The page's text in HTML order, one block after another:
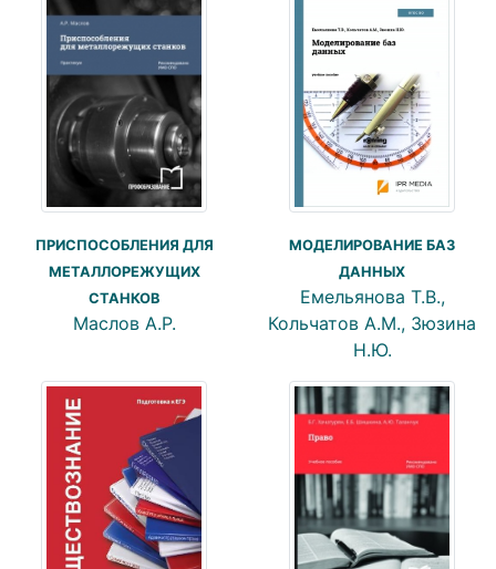
ПРИСПОСОБЛЕНИЯ ДЛЯ
МЕТАЛЛОРЕЖУЩИХ
СТАНКОВ
Маслов А.Р.
МОДЕЛИРОВАНИЕ БАЗ
ДАННЫХ
Емельянова Т.В.,
Кольчатов А.М., Зюзина
Н.Ю.